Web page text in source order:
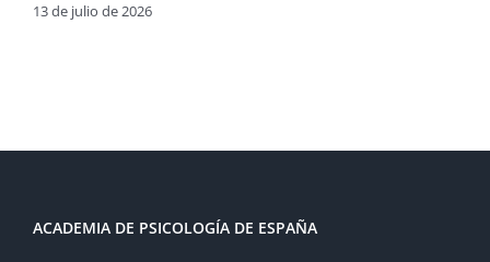
13 de julio de 2026
ACADEMIA DE PSICOLOGÍA DE ESPAÑA